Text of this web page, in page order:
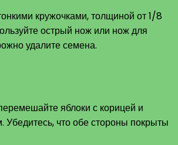
кружочками, толщиной от 1/8
острый нож или нож для
удалите семена.
яблоки с корицей и
Убедитесь, что обе стороны покрыты